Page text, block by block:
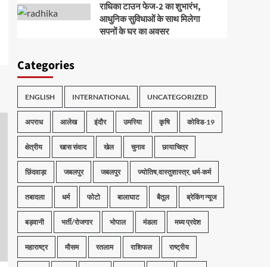
राधिका टाउन फेज-2 का शुभारंभ,
आधुनिक सुविधाओं के साथ मिलेगा
सपनों के घर का अवसर
Categories
ENGLISH INTERNATIONAL UNCATEGORIZED
अपराध आलेख इंदौर उमरिया कृषि कोविड-19
क्षेत्रीय खास संवाद खेल चुनाव छायाचित्र
छिंदवाड़ा जबलपुर जबलपुर ज्योतिष,वास्तुशास्त्र, धर्म-कर्म
तबादला धर्म फोटो बालाघाट बैतूल ब्रेकिंग न्यूज
बड़वानी भर्ती/रोजगार भोपाल मंडला मध्य प्रदेश
महाराष्ट्र मौसम रतलाम राशिफल राष्ट्रीय